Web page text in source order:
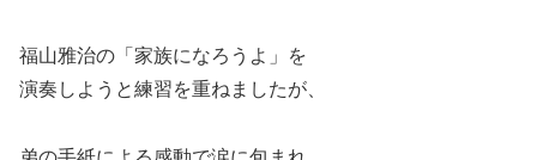
福山雅治の「家族になろうよ」を
演奏しようと練習を重ねましたが、